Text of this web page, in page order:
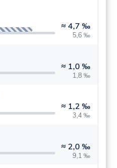
≈4,7 ‰
5,6 ‰
≈ 1,0 ‰
1,8 ‰
≈ 1,2 ‰
3,4 ‰
≈ 2,0 ‰
9,1 ‰